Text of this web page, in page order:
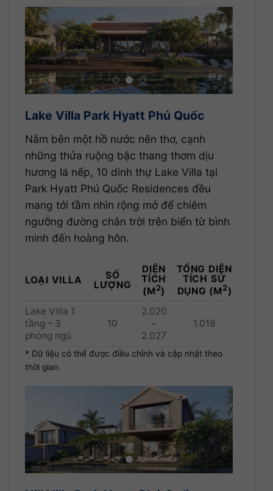
Lake Villa Park Hyatt Phú Quốc
Nằm bên một hồ nước nên thơ, cạnh
những thửa ruộng bậc thang thơm dịu
hương lá nếp, 10 dinh thự Lake Villa tại
Park Hyatt Phú Quốc Residences đều
mang tới tầm nhìn rộng mở để chiêm
ngưỡng đường chân trời trên biển từ bình
minh đến hoàng hôn.
LOẠI VILLA
SỐ
LƯỢNG
DIỆN
TÍCH
(M2)
TỔNG DIỆN
TÍCH SỬ
DỤNG (M2)
Lake Villa 1
tầng – 3
phòng ngủ
10
2.020
–
2.027
1.018
* Dữ liệu có thể được điều chỉnh và cập nhật theo
thời gian.